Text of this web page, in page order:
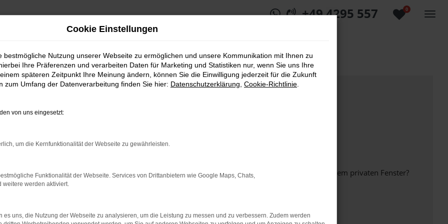
0
+49 4295 557
bestimmter Seiten verhindern. Funktioniert die Seite in einem anderen Browser oder in einem privaten Fenster?
beheben.
auf dem neuesten Stand sind.
Cookie Einstellungen
bestmögliche Nutzung unserer Webseite zu ermöglichen und unsere Kommunikation mit Ihnen zu
Ihre Präferenzen und verarbeiten Daten für Marketing und Statistiken nur, wenn Sie uns Ihre
späteren Zeitpunkt Ihre Meinung ändern, können Sie die Einwilligung jederzeit für die Zukunft
zum Umfang der Datenverarbeitung finden Sie hier: Datenschutzerklärung Cookie-Richtlinie
von uns eingesetzt:
um die Kernfunktionalität der Webseite zu gewährleisten.
Funktionalität der Webseite. Services von Drittanbietern wie Google Maps, Chats,
weitere werden aktiviert.
es uns, die Nutzung der Webseite zu analysieren, um die Leistung zu messen und zu verbessern. Zudem werden